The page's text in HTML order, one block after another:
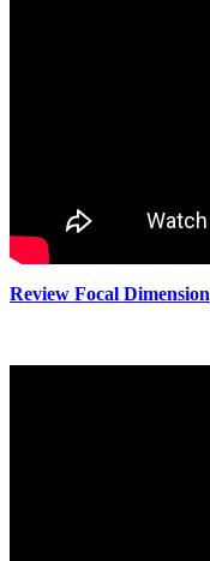
Review Focal Dimension